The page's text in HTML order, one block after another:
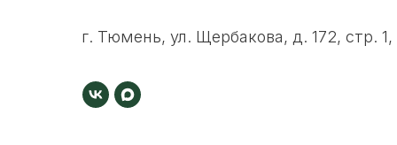
г. Тюмень, ул. Щербакова, д. 172, стр.